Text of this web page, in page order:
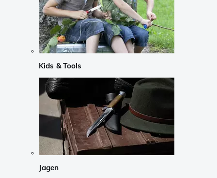
Kids & Tools
Jagen